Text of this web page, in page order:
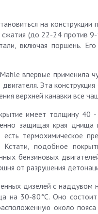
на конструкции
(до 22-24 против
включая поршень.
впервые применила
двигателя. Эта
верхней канавки все
имеет толщину 40
защищая края днища
термохимическое
Кстати, подобное
бензиновых
от разрушения
дизелей с наддувом
на 30-80°С. Оно
около